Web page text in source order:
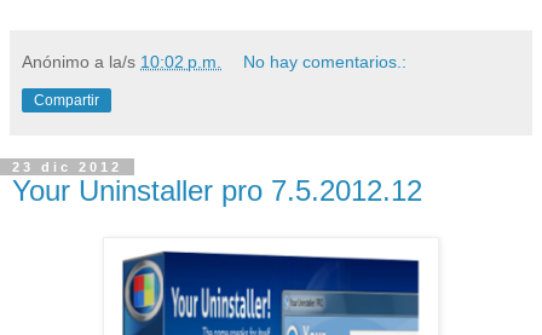
Anónimo a la/s 10:02 p.m. No hay comentarios.:
Compartir
23 dic 2012
Your Uninstaller pro 7.5.2012.12